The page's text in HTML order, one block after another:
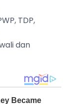
TDP,
dan